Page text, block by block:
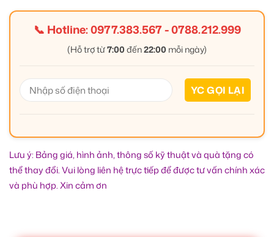
📞 Hotline:0977.383.567-0788.212.999
(Hỗ trợ từ7:00 đến22:00 mỗi ngày)
Lưu ý: Bảng giá, hình ảnh, thông số kỹ thuật và quà tặng có
thể thay đổi. Vui lòng liên hệ trực tiếp để được tư vấn chính xác
và phù hợp. Xin cảm ơn